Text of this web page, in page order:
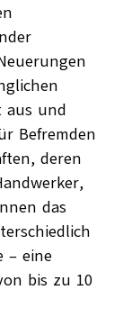
aus und
Befremden
deren
das
– eine
bis zu 10